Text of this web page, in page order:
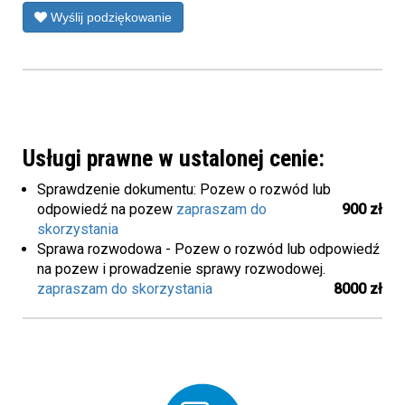
Wyślij podziękowanie
Usługi prawne w ustalonej cenie:
Sprawdzenie dokumentu: Pozew o rozwód lub
odpowiedź na pozew
900 zł
zapraszam do
skorzystania
Sprawa rozwodowa - Pozew o rozwód lub odpowiedź
na pozew i prowadzenie sprawy rozwodowej.
8000 zł
zapraszam do skorzystania